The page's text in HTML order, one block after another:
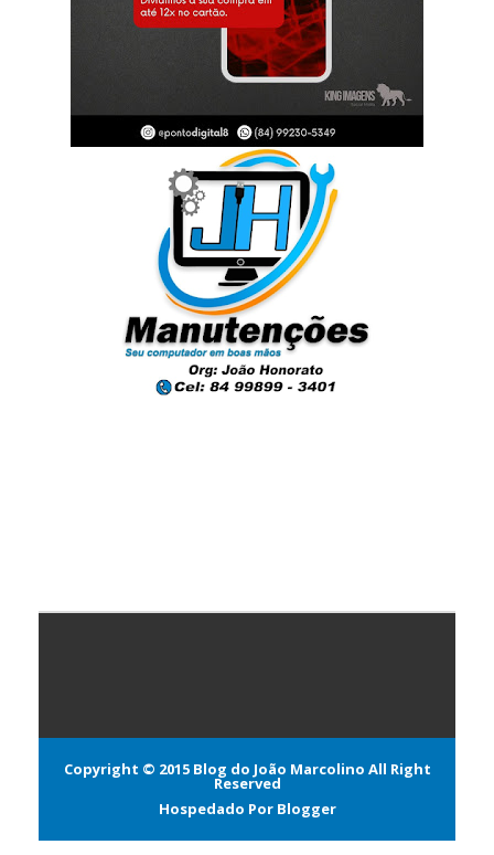
Copyright © 2015 Blog do João Marcolino All Right
Reserved
Hospedado Por Blogger